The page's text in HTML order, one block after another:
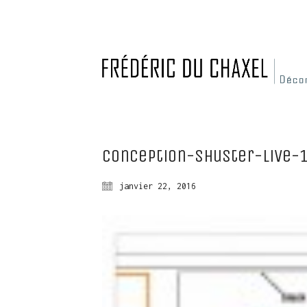
Conception-shuster-live-
janvier 22, 2016